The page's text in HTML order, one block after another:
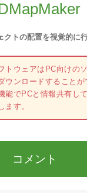
クトの配置を視覚的に
トウェアはPC向けの
ウンロードすることが
能でPCと情報共有し
ます。
コメント